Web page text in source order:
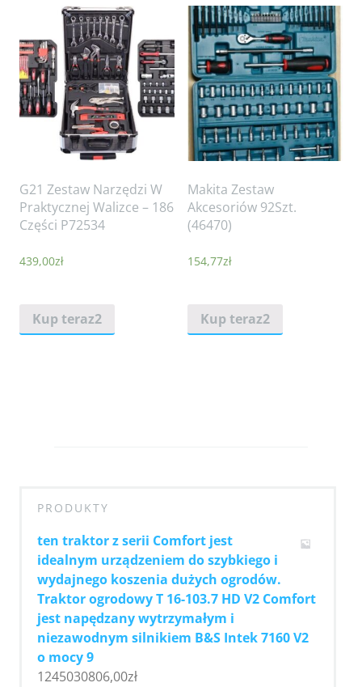
G21 Zestaw Narzędzi W
Praktycznej Walizce – 186
Części P72534
439,00zł
Kup teraz2
Makita Zestaw
Akcesoriów 92Szt.
(46470)
154,77zł
Kup teraz2
PRODUKTY
ten traktor z serii Comfort jest
idealnym urządzeniem do szybkiego i
wydajnego koszenia dużych ogrodów.
Traktor ogrodowy T 16-103.7 HD V2 Comfort
jest napędzany wytrzymałym i
niezawodnym silnikiem B&S Intek 7160 V2
o mocy 9
1245030806,00zł